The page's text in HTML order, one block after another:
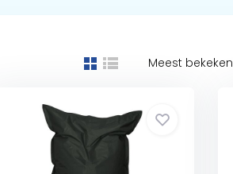
Meest bekeken